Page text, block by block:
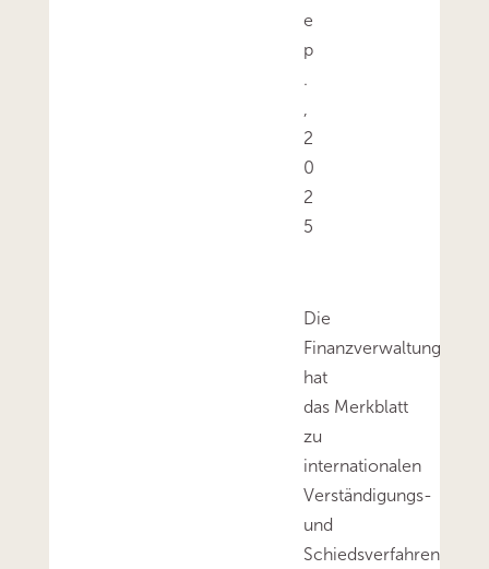
e
p
.
2
0
2
5
Die
Finanzverwaltung
hat
das Merkblatt
zu
internationalen
Verständigungs-
und
Schiedsverfahren